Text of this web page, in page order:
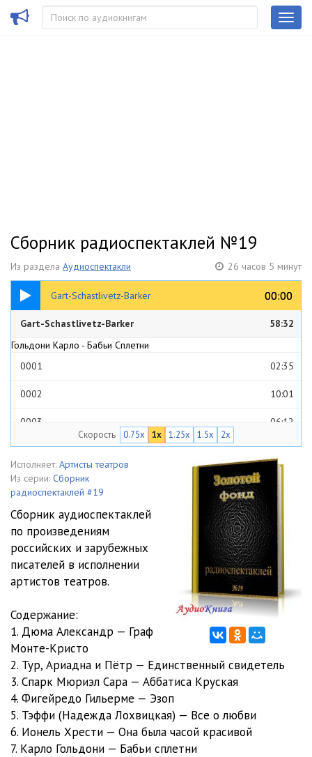
Сборник радиоспектаклей №19
Из раздела Аудиоспектакли 26 часов 5 минут
Gart-Schastlivetz-Barker 00:00
00:00
58:32
Гарт Брет - Счастливец Баркер
Gart-Schastlivetz-Barker
58:32
Гольдони Карло - Бабьи Сплетни
0001
02:35
0002 10:01
0003 06:12
0004 05:26
0005 06:34
04:29
0007 10:20
0008 03:15
0009 09:13
0010 06:05
0011
0012 09:24
0013
0014
Джон Патрик - Странная миссис Сэвидж
Скорость 0.75x 1x 1.25x 1.5x 2x
Исполняет: Артисты теaтров
Из серии: Сборник
радиоспектаклей #19
Сборник аудиоспектаклей
по произведениям
российских и зарубежных
писателей в исполнении
артистов театров.
Содержание:
1. Дюма Александр — Граф
Монте-Кристо
2. Тур, Ариадна и Пётр — Единственный свидетель
3. Спарк Мюриэл Сара — Аббатиса Круская
4. Фигейредо Гильерме — Эзоп
5. Тэффи (Надежда Лохвицкая) — Все о любви
6. Ионель Хрести — Она была часой красивой
7. Карло Гольдони — Бабьи сплетни